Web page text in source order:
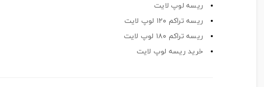
ریسه لوپ لایت
ریسه تراکم ۱۲۰ لوپ لایت
ریسه تراکم ۱۸۰ لوپ لایت
خرید ریسه لوپ لایت